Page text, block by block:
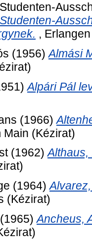
,
(1956)Almási
Alpári Pál
(1966)
Main (Kézirat)
(1962)
(1964)
(Kézirat)
(1965)Ancheus,